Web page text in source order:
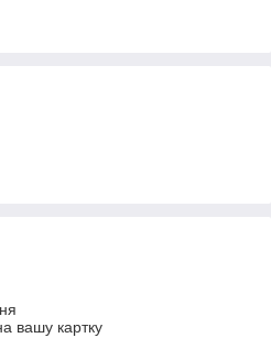
вашу картку